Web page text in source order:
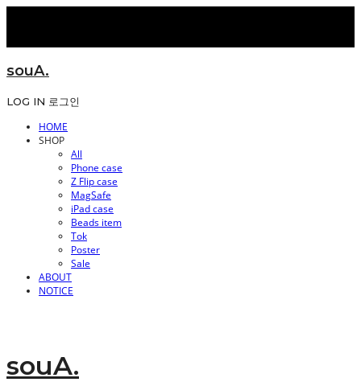
souA.
LOG IN 로그인
HOME
SHOP
All
Phone case
Z Flip case
MagSafe
iPad case
Beads item
Tok
Poster
Sale
ABOUT
NOTICE
souA.